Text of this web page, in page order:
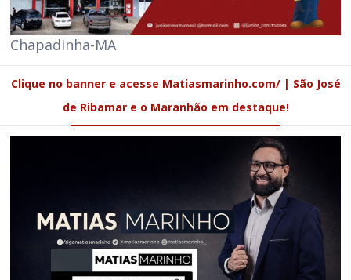
Chapadinha-MA
Clique no banner e acesse Matiasmarinho.com/ | São José
de Ribamar e o Maranhão em destaque!